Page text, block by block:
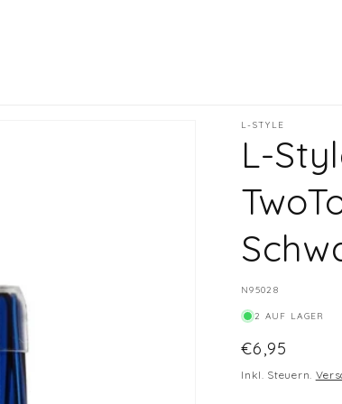
L-STYLE
L-
SKU:
N95028
2 AUF LAGER
Normaler
Preis
€6,95
Inkl. Steuern.